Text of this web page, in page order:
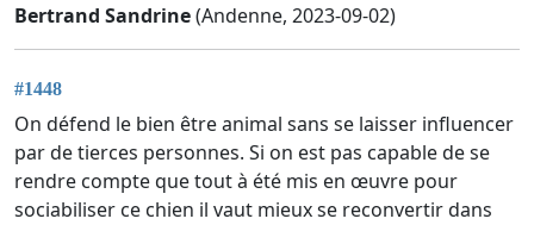
Bertrand Sandrine(Andenne, 2023-09-02)
#1448
On défend le bien être animal sans se laisser influencer
par de tierces personnes. Si on est pas capable de se
rendre compte que tout à été mis en œuvre pour
sociabiliser ce chien il vaut mieux se reconvertir dans